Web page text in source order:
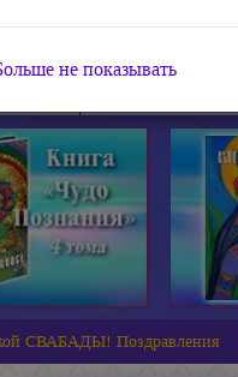
СофиоЛогия Матери Мира
Мира
СВАБАДЫ! Поздравления
не показывать